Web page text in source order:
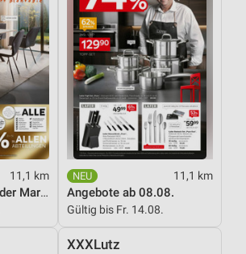
11,1 km
Spezial-Prospekt der Marken
11,1 km
Angebote ab 08.08.
Gültig bis Fr. 14.08.
XXXLutz